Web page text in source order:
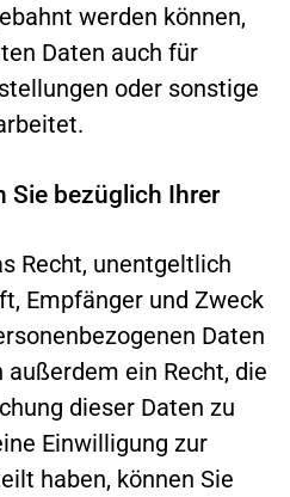
werden können,
Daten auch für
oder sonstige
Sie bezüglich Ihrer
Recht, unentgeltlich
Empfänger und Zweck
Daten
ein Recht, die
dieser Daten zu
Einwilligung zur
haben, können Sie